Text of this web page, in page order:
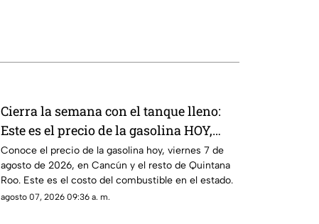
Cierra la semana con el tanque lleno:
Este es el precio de la gasolina HOY,
viernes 7 de agosto de 2026, en
Quintana Roo
Conoce el precio de la gasolina hoy, viernes 7 de
agosto de 2026, en Cancún y el resto de Quintana
Roo. Este es el costo del combustible en el estado.
agosto 07, 2026 09:36 a. m.